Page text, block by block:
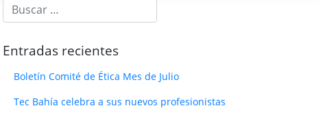
Entradas recientes
Boletín Comité de Ética Mes de Julio
Tec Bahía celebra a sus nuevos profesionistas